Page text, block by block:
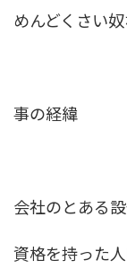
めんどくさい
事の経緯
会社のとある
資格を持った